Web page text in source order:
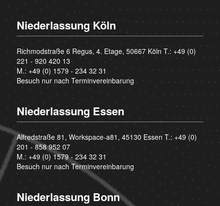
Niederlassung Köln
Richmodstraße 6 Regus, 4. Etage, 50667 Köln T.: +49 (0)
221 - 920 420 13
M.: +49 (0) 1579 - 234 32 31
Besuch nur nach Terminvereinbarung
Niederlassung Essen
Alfredstraße 81, Workspace-a81, 45130 Essen T.: +49 (0)
201 - 858 952 07
M.: +49 (0) 1579 - 234 32 31
Besuch nur nach Terminvereinbarung
Niederlassung Bonn